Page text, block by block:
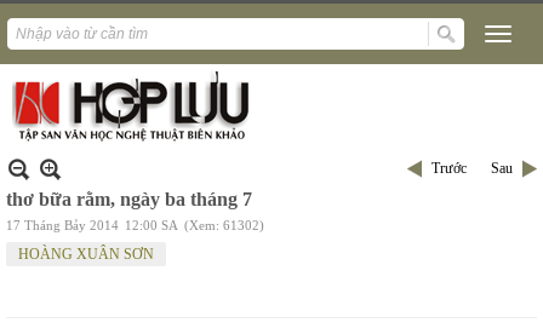
Trước Sau
thơ bữa rằm, ngày ba tháng 7
17 Tháng Bảy 2014 12:00 SA (Xem: 61302)
HOÀNG XUÂN SƠN